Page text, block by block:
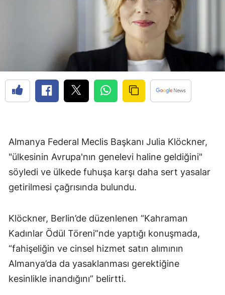
Almanya Federal Meclis Başkanı Julia Klöckner,
"ülkesinin Avrupa'nın genelevi haline geldiğini"
söyledi ve ülkede fuhuşa karşı daha sert yasalar
getirilmesi çağrısında bulundu.
Klöckner, Berlin’de düzenlenen “Kahraman
Kadınlar Ödül Töreni”nde yaptığı konuşmada,
“fahişeliğin ve cinsel hizmet satın alımının
Almanya’da da yasaklanması gerektiğine
kesinlikle inandığını” belirtti.